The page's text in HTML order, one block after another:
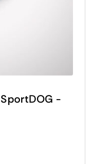
-